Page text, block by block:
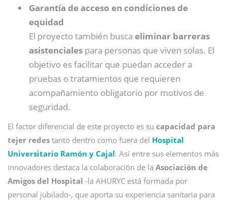
Garantía de acceso en condiciones de
equidad
El proyecto también busca eliminar barreras
asistenciales para personas que viven solas. El
objetivo es facilitar que puedan acceder a
pruebas o tratamientos que requieren
acompañamiento obligatorio por motivos de
seguridad.
El factor diferencial de este proyecto es su capacidad para
tejer redes tanto dentro como fuera del Hospital
Universitario Ramón y Cajal. Así entre sus elementos más
innovadores destaca la colaboración de la Asociación de
Amigos del Hospital -la AHURYC está formada por
personal jubilado-, que aporta su experiencia sanitaria para